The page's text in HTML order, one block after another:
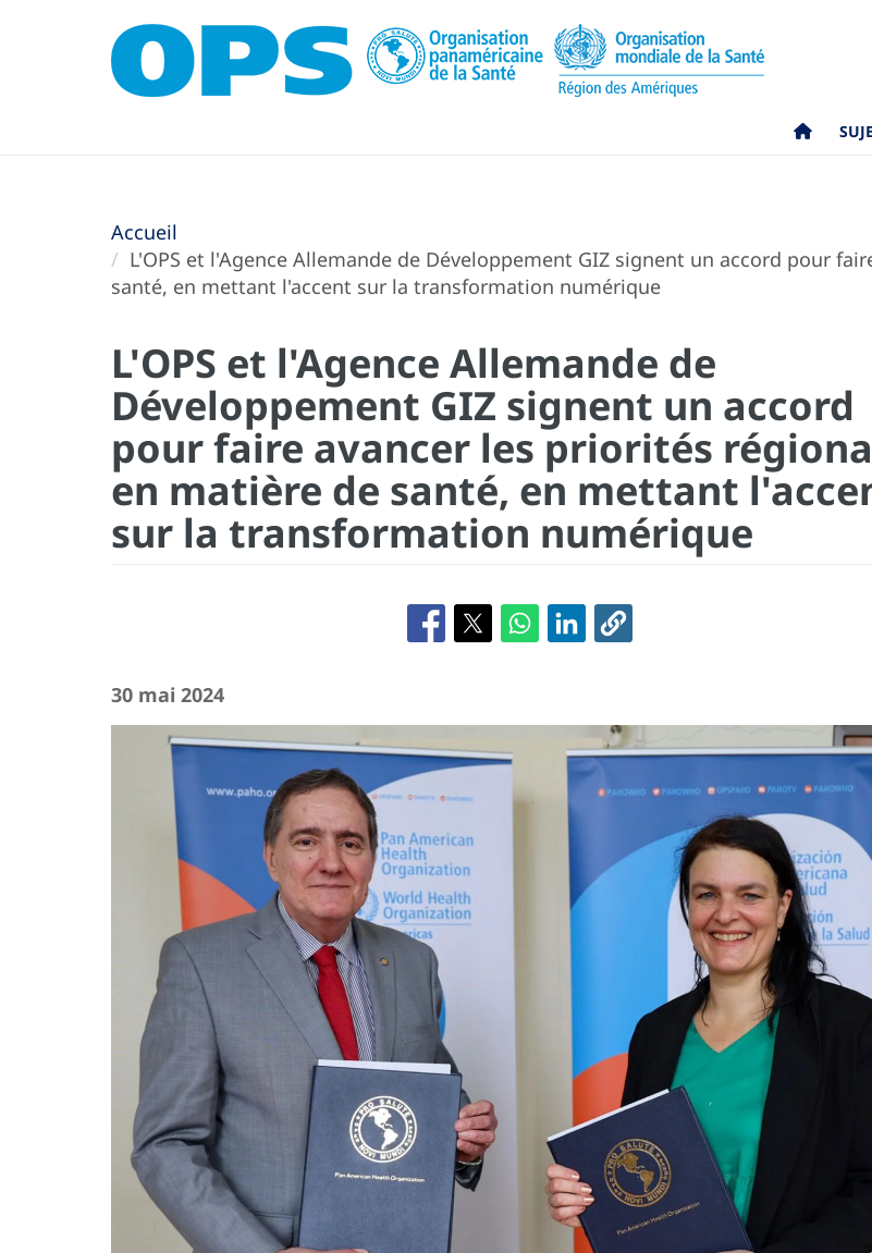
Accueil
L'OPS et l'Agence Allemande de Développement GIZ signent un accord pour
santé, en mettant l'accent sur la transformation numérique
L'OPS et l'Agence Allemande de
Développement GIZ signent un accord
pour faire avancer les priorités
en matière de santé, en mettant
sur la transformation numérique
30 mai 2024